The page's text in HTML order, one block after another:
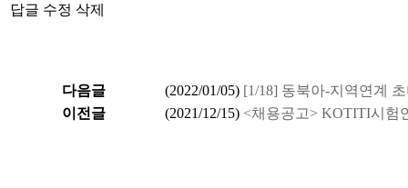
답글 수정 삭제
다음글 (2022/01/05) [1/18] 동북아-지역연계
이전글
(2021/12/15) <채용공고> KOTITI시험